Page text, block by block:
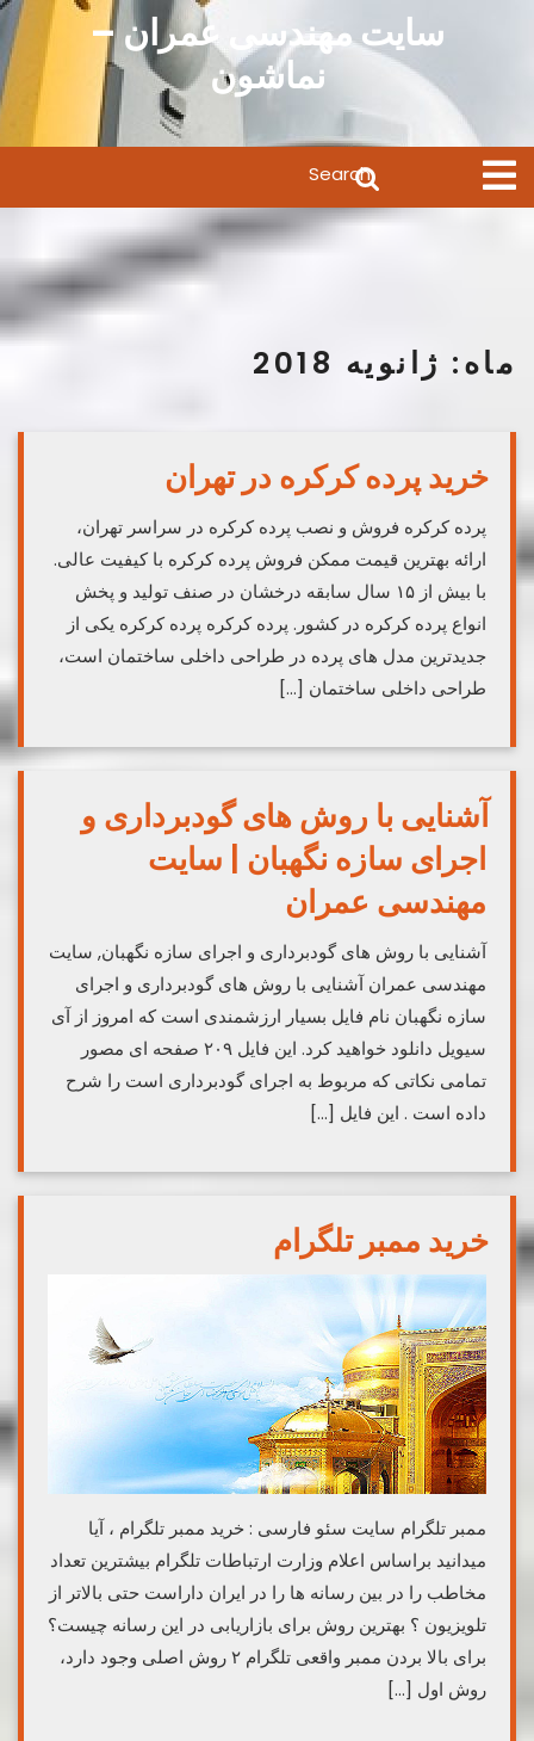
سایت مهندسی عمران –
نماشون
Open
Menu
for:
ماه: ژانویه 2018
خرید پرده کرکره در تهران
پرده کرکره فروش و نصب پرده کرکره در سراسر تهران،
ارائه بهترین قیمت ممکن فروش پرده کرکره با کیفیت عالی.
با بیش از ۱۵ سال سابقه درخشان در صنف تولید و پخش
انواع پرده کرکره در کشور. پرده کرکره پرده کرکره یکی از
جدیدترین مدل های پرده در طراحی داخلی ساختمان است،
طراحی داخلی ساختمان […]
آشنایی با روش های گودبرداری و
اجرای سازه نگهبان | سایت
مهندسی عمران
آشنایی با روش های گودبرداری و اجرای سازه نگهبان, سایت
مهندسی عمران آشنایی با روش های گودبرداری و اجرای
سازه نگهبان نام فایل بسیار ارزشمندی است که امروز از آی
سیویل دانلود خواهید کرد. این فایل ۲۰۹ صفحه ای مصور
تمامی نکاتی که مربوط به اجرای گودبرداری است را شرح
داده است . این فایل […]
خرید ممبر تلگرام
ممبر تلگرام سایت سئو فارسی : خرید ممبر تلگرام ، آیا
میدانید براساس اعلام وزارت ارتباطات تلگرام بیشترین تعداد
مخاطب را در بین رسانه ها را در ایران داراست حتی بالاتر از
تلویزیون ؟ بهترین روش برای بازاریابی در این رسانه چیست؟
برای بالا بردن ممبر واقعی تلگرام ۲ روش اصلی وجود دارد،
روش اول […]